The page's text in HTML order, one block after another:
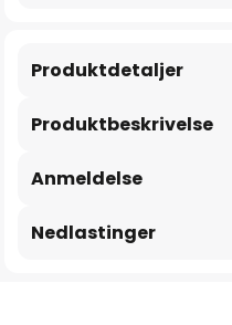
Produktbeskrivelse
Produktdetaljer
Anmeldelse
Nedlastinger